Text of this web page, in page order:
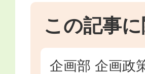
この記事
企画部 企画政